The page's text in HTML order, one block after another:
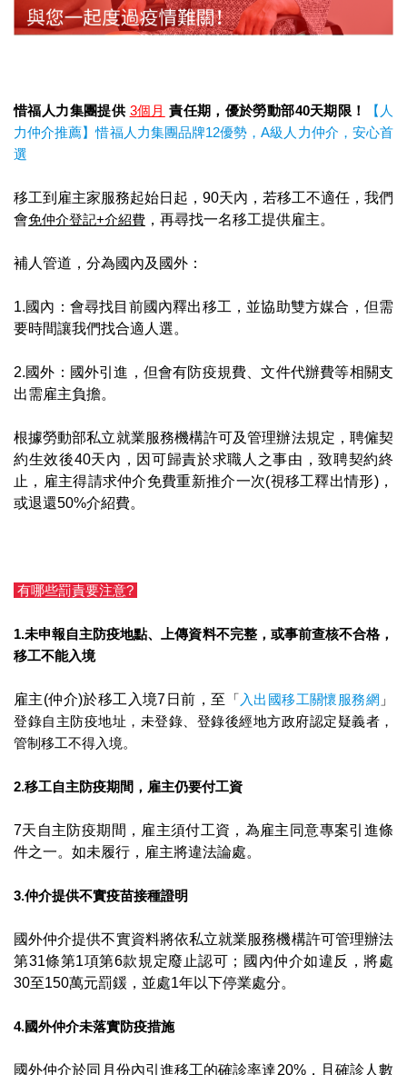
惜福人力集團提供 3個月 責任期，優於勞動部40天期限！
【人
力仲介推薦】惜福人力集團品牌12優勢，A級人力仲介，安心首
選
移工到雇主家服務起始日起，90天內，若移工不適任，我們
會免仲介登記+介紹費 ，再尋找一名移工提供雇主。
補人管道，分為國內及國外：
1.國內：會尋找目前國內釋出移工，並協助雙方媒合，但需
要時間讓我們找合適人選。
2.國外：國外引進，但會有防疫規費、文件代辦費等相關支
出需雇主負擔。
根據勞動部私立就業服務機構許可及管理辦法規定，聘僱契
約生效後40天內，因可歸責於求職人之事由，致聘契約終
止，雇主得請求仲介免費重新推介一次(視移工釋出情形)，
或退還50%介紹費。
有哪些罰責要注意?
1.未申報自主防疫地點、上傳資料不完整，或事前查核不合格，
移工不能入境
雇主(仲介)於移工入境7日前，至 「 入出國移工關懷服務網 」
登錄自主防疫地址，未登錄、登錄後經地方政府認定疑義者，
管制移工不得入境。
2.移工自主防疫期間，雇主仍要付工資
7天自主防疫期間，雇主須付工資，為雇主同意專案引進條
件之一。如未履行，雇主將違法論處。
3.仲介提供不實疫苗接種證明
國外仲介提供不實資料將依私立就業服務機構許可管理辦法
第31條第1項第6款規定廢止認可；國內仲介如違反，將處
30至150萬元罰鍰，並處1年以下停業處分。
4.國外仲介未落實防疫措施
國外仲介於同月份內引進移工的確診率達20%，且確診人數